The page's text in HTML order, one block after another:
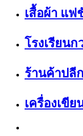
เสื้อผ้า แฟ
โรงเรียน
ร้านค้าปลี
เครื่องเขี